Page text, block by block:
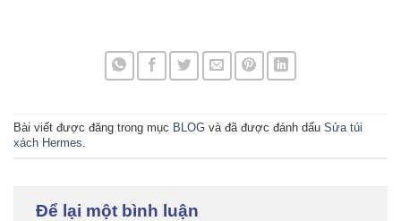
Bài viết được đăng trong mục BLOG và đã được đánh dấu Sửa túi
xách Hermes.
Để lại một bình luận